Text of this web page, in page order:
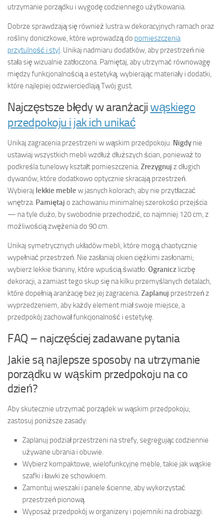
utrzymanie porządku i wygodę codziennego użytkowania.
Dobrze sprawdzają się również lustra w dekoracyjnych ramach oraz
rośliny doniczkowe, które wprowadzą do pomieszczenia
przytulność i styl. Unikaj nadmiaru dodatków, aby przestrzeń nie
stała się wizualnie zatłoczona. Pamiętaj, aby utrzymać równowagę
między funkcjonalnością a estetyką, wybierając materiały i dodatki,
które najlepiej odzwierciedlają Twój gust.
Najczęstsze błędy w aranżacjiwąskiego
przedpokoju i jak ich unikać
Unikaj zagracenia przestrzeni w wąskim przedpokoju. Nigdy nie
ustawiaj wszystkich mebli wzdłuż dłuższych ścian, ponieważ to
podkreśla tunelowy kształt pomieszczenia. Zrezygnuj z długich
dywanów, które dodatkowo optycznie skracają przestrzeń.
Wybieraj lekkie meble w jasnych kolorach, aby nie przytłaczać
wnętrza. Pamiętaj o zachowaniu minimalnej szerokości przejścia
— na tyle dużo, by swobodnie przechodzić, co najmniej 120 cm, z
możliwością zwężenia do 90 cm.
Unikaj symetrycznych układów mebli, które mogą chaotycznie
wypełniać przestrzeń. Nie zasłaniaj okien ciężkimi zasłonami;
wybierz lekkie tkaniny, które wpuścią światło. Ogranicz liczbę
dekoracji, a zamiast tego skup się na kilku przemyślanych detalach,
które dopełnią aranżację bez jej zagracenia. Zaplanuj przestrzeń z
wyprzedzeniem, aby każdy element miał swoje miejsce, a
przedpokój zachował funkcjonalność i estetykę.
FAQ – najczęściej zadawane pytania
Jakie są najlepsze sposoby na utrzymanie
porządku w wąskim przedpokoju na co
dzień?
Aby skutecznie utrzymać porządek w wąskim przedpokoju,
zastosuj poniższe zasady:
Zaplanuj podział przestrzeni na strefy, segregując codziennie
używane ubrania i obuwie.
Wybierz kompaktowe, wielofunkcyjne meble, takie jak wąskie
szafki i ławki ze schowkiem.
Zamontuj wieszaki i panele ścienne, aby wykorzystać
przestrzeń pionową.
Wyposaż przedpokój w organizery i pojemniki na drobiazgi.